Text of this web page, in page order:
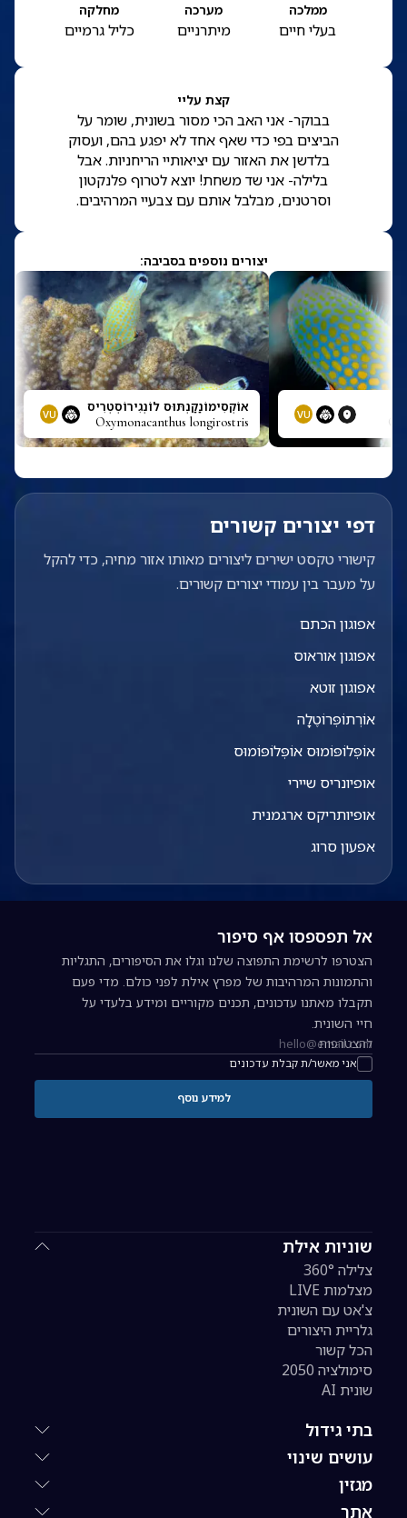
ממלכה
בעלי חיים
מערכה
מיתרניים
מחלקה
כליל גרמיים
קצת עליי
בבוקר- אני האב הכי מסור בשונית, שומר על
הביצים בפי כדי שאף אחד לא יפגע בהם, ועסוק
בלדשן את האזור עם יציאותיי הריחניות. אבל
בלילה- אני שד משחת! יוצא לטרוף פלנקטון
וסרטנים, מבלבל אותם עם צבעיי המרהיבים.
יצורים נוספים בסביבה:
VU אוֹקְסִימוֹנַקַנְתּוּס לוֹנְגִירוֹסְטְרִיס
Oxymonacanthus longirostris
VU
דפי יצורים קשורים
קישורי טקסט ישירים ליצורים מאותו אזור מחיה, כדי להקל
על מעבר בין עמודי יצורים קשורים.
אפוגון הכתם
אפוגון אוראוס
אפוגון זוטא
אוֹרְתוֹפְּרוֹטֶלָה
אוֹפְּלוֹפּוֹמוּס אוֹפְּלוֹפּוֹמוּס
אופיונריס שיירי
אופיותריקס ארגמנית
אפעון סרוג
שוניות אילת
צלילה 360°
מצלמות LIVE
צ'אט עם השונית
גלריית היצורים
הכל קשור
סימולציה 2050
שונית AI
בתי גידול
עושים שינוי
מגזין
אתר
אל תפספסו אף סיפור
הצטרפו לרשימת התפוצה שלנו וגלו את הסיפורים, התגליות
והתמונות המרהיבות של מפרץ אילת לפני כולם. מדי פעם
תקבלו מאתנו עדכונים, תכנים מקוריים ומידע בלעדי על
חיי השונית.
כתובת אימייל להרשמה לניוזלטר
אני מאשר/ת קבלת עדכונים
להצטרפות
למידע נוסף